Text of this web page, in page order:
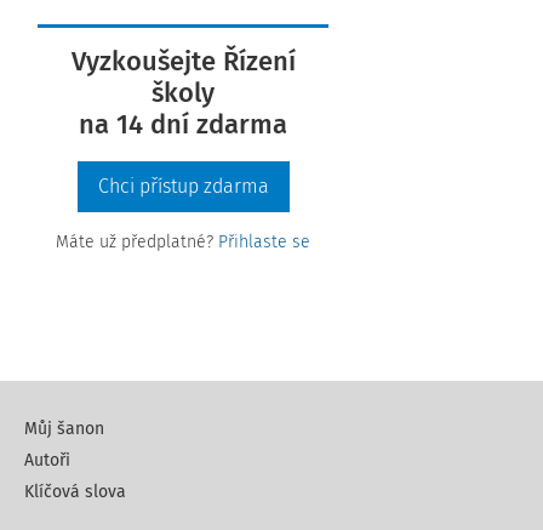
Vyzkoušejte Řízení
školy
na 14 dní zdarma
Chci přístup zdarma
Máte už předplatné? Přihlaste se
Můj šanon
Autoři
Klíčová slova